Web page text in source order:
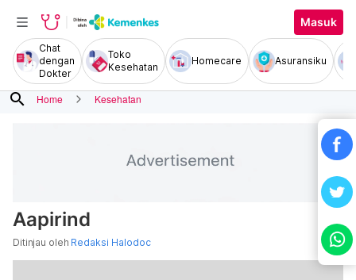
Masuk
Chat
dengan
Dokter
Toko
Kesehatan
Homecare Asuransiku
search Home Kesehatan
Aapirind
Ditinjau oleh Redaksi Halodoc